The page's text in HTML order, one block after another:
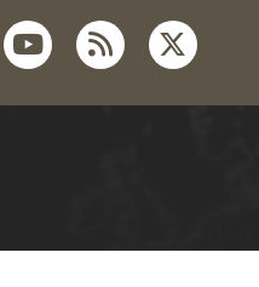
youtube
rss twitter